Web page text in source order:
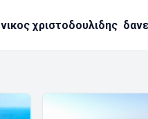
νικος χριστοδουλιδης